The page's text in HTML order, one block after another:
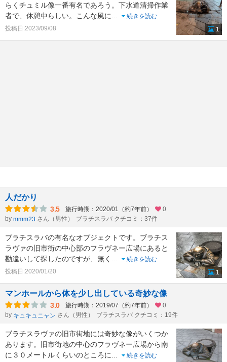
らくチュミル像一番有名であろう。下水道清掃作業
者で、休憩中らしい。こんな風に
続きを読む
投稿日:2023/09/08
1
人だかり
3.5 旅行時期：2020/01（約7年前）
0
by mmm23 さん（男性） ブラチスラバ クチコミ：37件
ブラチスラバの有名なオブジェクトです。ブラチス
ラヴァの旧市街の中心部のフラヴネー広場にあると
勘違いして探したのですが、無く
続きを読む
投稿日:2020/01/20
1
マンホールから体を少し出している奇妙な像
3.0 旅行時期：2019/07（約7年前）
0
by キュキュニャン さん（男性） ブラチスラバ クチコミ：19件
ブラチスラヴァの旧市街地には奇妙な像がいくつか
あります。旧市街地の中心のフラヴネー広場から南
に３０メートルくらいのところに
続きを読む